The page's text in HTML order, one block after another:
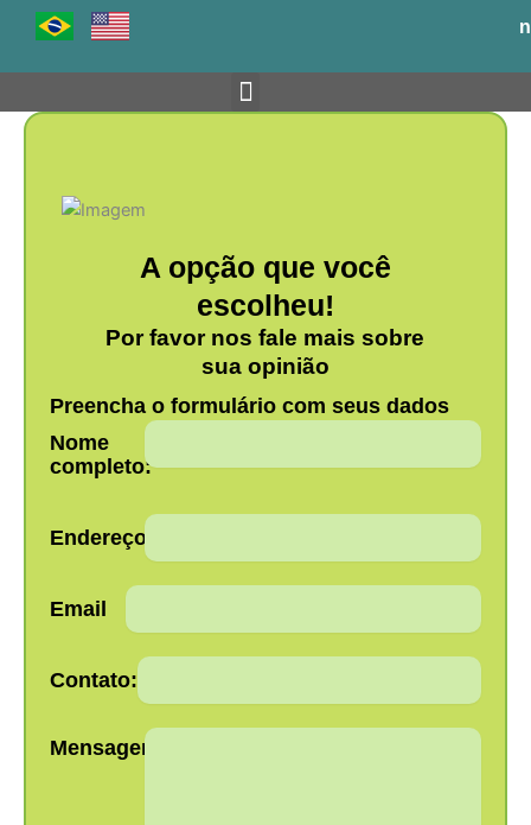
o
A opção que você
escolheu!
Por favor nos fale mais sobre
sua opinião
Preencha o formulário com seus dados
Nome
completo:
Endereço:
Email
Contato:
Mensagem: